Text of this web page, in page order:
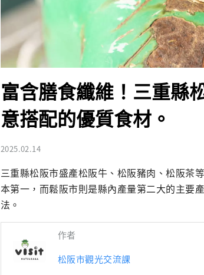
富含膳食纖維！三重縣
意搭配的優質食材。
2025.02.14
三重縣松阪市盛產松阪牛、松阪豬肉、松阪茶
本第一，而鬆阪市則是縣內產量第二大的主要
法。
作者
松阪市觀光交流課